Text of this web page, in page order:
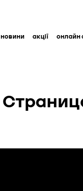
новини акції онлайн